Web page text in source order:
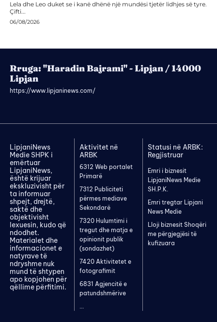
Lela dhe Leo duket se i kanë dhënë një mundësi tjetër lidhjes së tyre.
Çifti...
06/08/2026
Rruga: "Haradin Bajrami" - Lipjan / 14000
Lipjan
https://www.lipjaninews.com/
LipjaniNews
Medie SHPK i
emërtuar
LipjaniNews,
është krijuar
ekskluzivisht për
ta informuar
shpejt, drejtë,
saktë dhe
objektivisht
lexuesin, kudo që
ndodhet.
Materialet dhe
informacionet e
natyrave të
ndryshme nuk
mund të shtypen
apo kopjohen për
qëllime përfitimi.
Aktivitet në
ARBK
6312 Web portalet
Primarë
7312 Publiciteti
përmes mediave
Sekondarë
7320 Hulumtimi i
tregut dhe matja e
opinionit publik
(sondazhet)
7420 Aktivitetet e
fotografimit
6831 Agjencitë e
patundshmërive
...
Statusi në ARBK:
Regjistruar
Emri i biznesit
LipjaniNews Medie
SH.P.K.
Emri tregtar Lipjani
News Medie
Lloji biznesit Shoqëri
me përgjegjësi të
kufizuara